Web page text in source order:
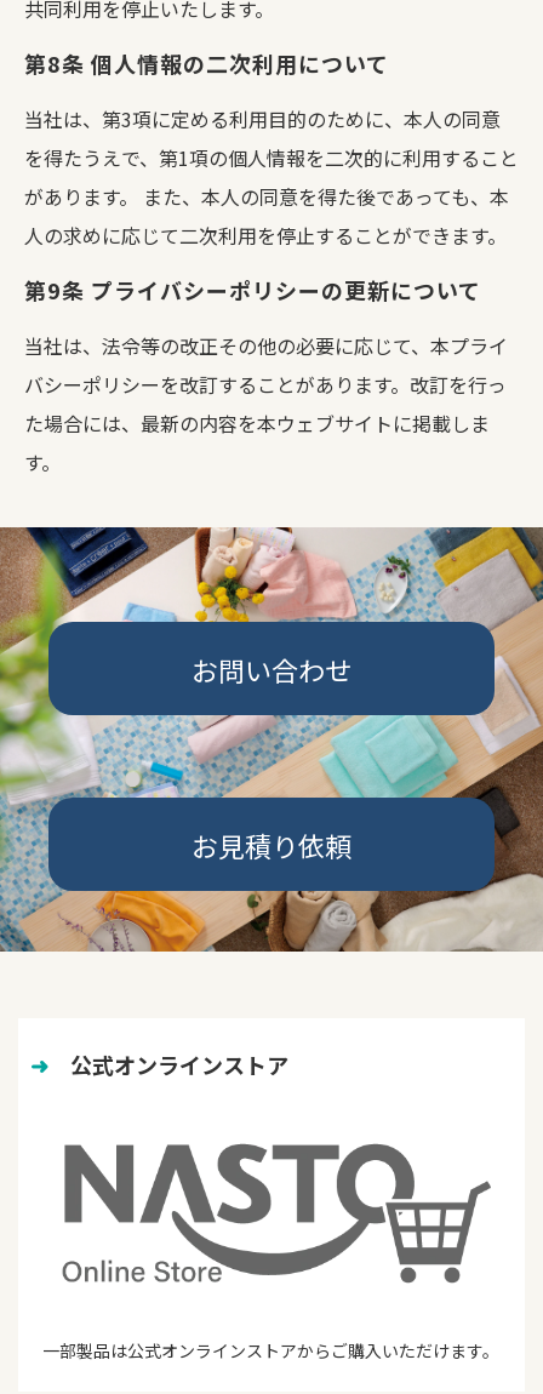
共同利用を停止いたします。
第8条 個人情報の二次利用について
当社は、第3項に定める利用目的のために、本人の同意
を得たうえで、第1項の個人情報を二次的に利用すること
があります。
また、本人の同意を得た後であっても、本
人の求めに応じて二次利用を停止することができます。
第9条 プライバシーポリシーの更新について
当社は、法令等の改正その他の必要に応じて、本プライ
バシーポリシーを改訂することがあります。改訂を行っ
た場合には、最新の内容を本ウェブサイトに掲載しま
す。
お問い合わせ
お見積り依頼
➜ 公式オンラインストア
一部製品は公式オンラインストアからご購入いただけます。